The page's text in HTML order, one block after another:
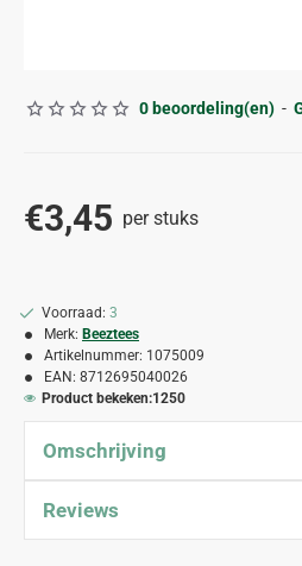
0 beoordeling(en) -
€3,45 per stuks
Voorraad: 3
Merk: Beeztees
Artikelnummer: 1075009
EAN: 8712695040026
Product bekeken:1250
Omschrijving
Reviews